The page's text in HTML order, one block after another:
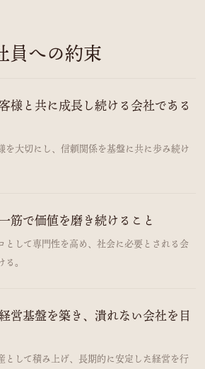
員への約束
様と共に成長し続ける会社である
を大切にし、信頼関係を基盤に共に歩み続け
筋で価値を磨き続けること
として専門性を高め、社会に必要とされる会
。
営基盤を築き、潰れない会社を目
として積み上げ、長期的に安定した経営を行